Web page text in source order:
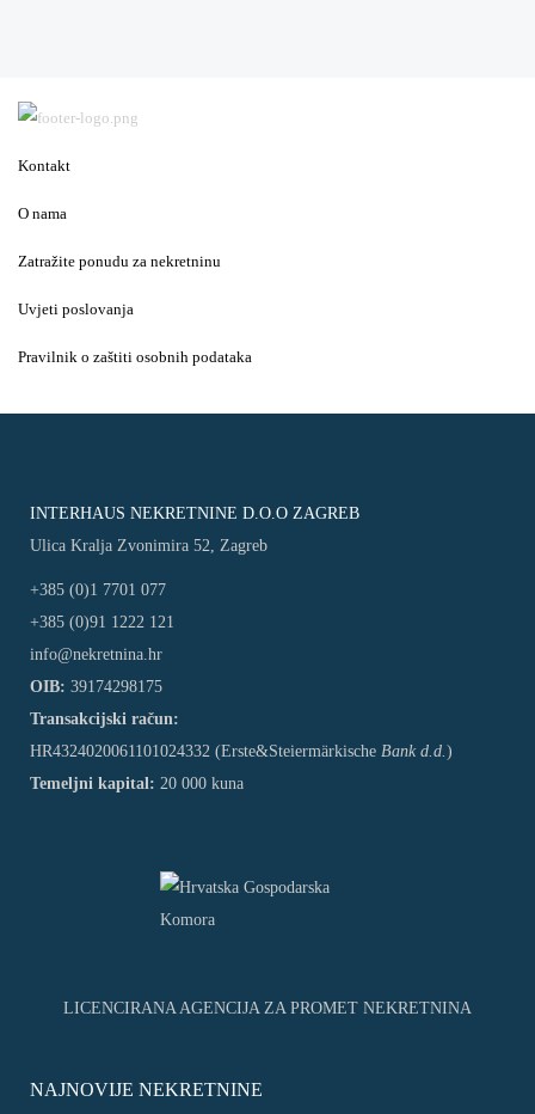
Kontakt
O nama
Zatražite ponudu za nekretninu
Uvjeti poslovanja
Pravilnik o zaštiti osobnih podataka
INTERHAUS NEKRETNINE D.O.O ZAGREB
Ulica Kralja Zvonimira 52, Zagreb
+385 (0)1 7701 077
+385 (0)91 1222 121
info@nekretnina.hr
OIB: 39174298175
Transakcijski račun:
HR4324020061101024332 (Erste&Steiermärkische Bank d.d. )
Temeljni kapital: 20 000 kuna
LICENCIRANA AGENCIJA ZA PROMET NEKRETNINA
NAJNOVIJE NEKRETNINE